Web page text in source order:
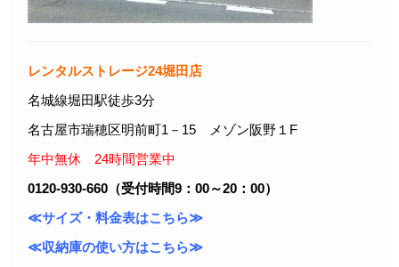
レンタルストレージ24堀田店
名城線堀田駅徒歩3分
名古屋市瑞穂区明前町1－15 メゾン阪野１F
年中無休 24時間営業中
0120-930-660（受付時間9：00～20：00）
≪サイズ・料金表はこちら≫
≪収納庫の使い方はこちら≫